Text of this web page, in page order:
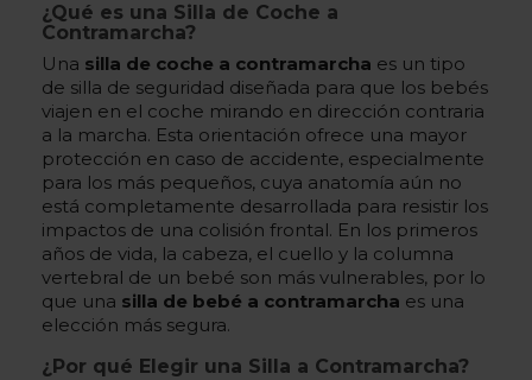
¿Qué es una Silla de Coche a
Contramarcha?
Una silla de coche a contramarcha es un tipo
de silla de seguridad diseñada para que los bebés
viajen en el coche mirando en dirección contraria
a la marcha. Esta orientación ofrece una mayor
protección en caso de accidente, especialmente
para los más pequeños, cuya anatomía aún no
está completamente desarrollada para resistir los
impactos de una colisión frontal. En los primeros
años de vida, la cabeza, el cuello y la columna
vertebral de un bebé son más vulnerables, por lo
que una silla de bebé a contramarcha es una
elección más segura.
¿Por qué Elegir una Silla a Contramarcha?